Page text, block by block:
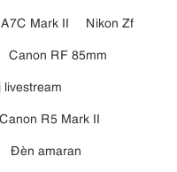
Mark II
Nikon Zf
Canon RF 85mm
livestream
Canon R5 Mark II
Đèn amaran